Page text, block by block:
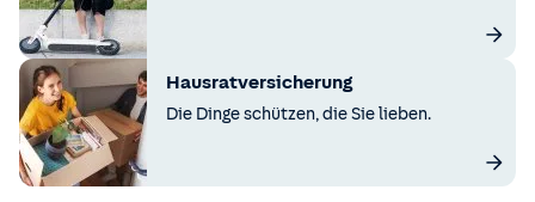
Hausratversicherung
Die Dinge schützen, die Sie lieben.